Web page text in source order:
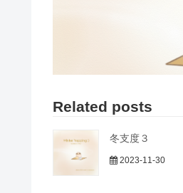
Related posts
冬支度３
2023-11-30